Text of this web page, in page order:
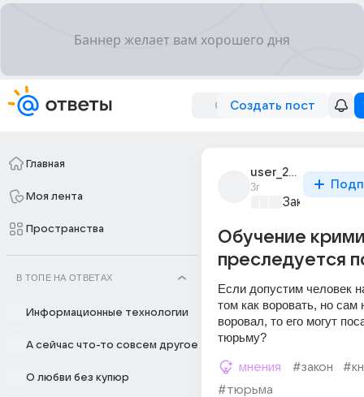
Создать пост
Главная
Моя лента
Пространства
В ТОПЕ НА ОТВЕТАХ
Информационные технологии
А сейчас что-то совсем другое
О любви без купюр
user_296559315
3г
Закон и
Обучение
преследуется
Если допустим человек
том как воровать, но сам
воровал, то его могут
тюрьму?
мнения #закон
#тюрьма